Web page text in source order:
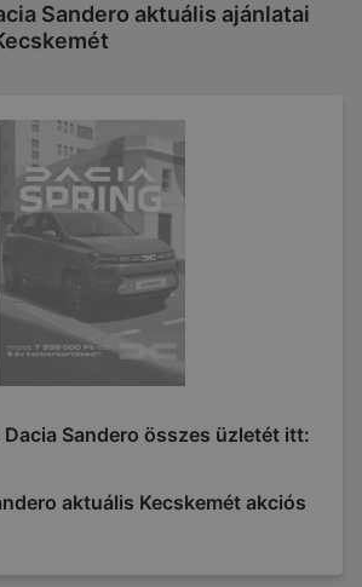
Sandero aktuális ajánlatai
Sandero összes üzletét itt:
aktuális Kecskemét akciós